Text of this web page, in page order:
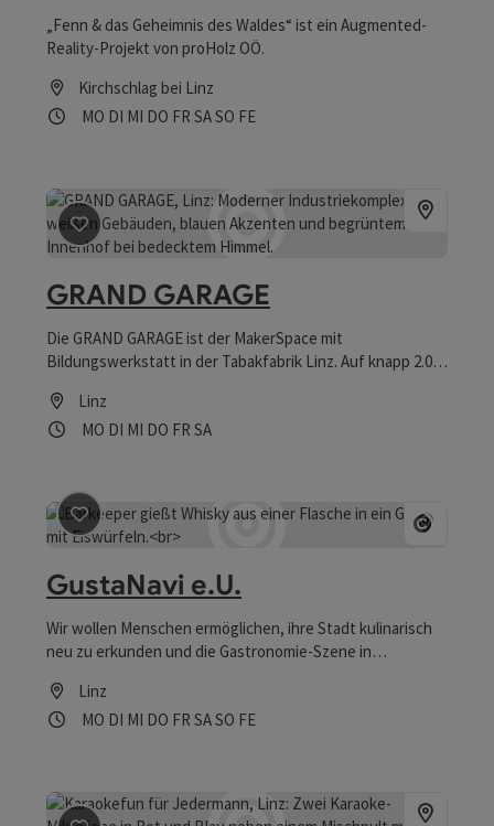
„Fenn & das Geheimnis des Waldes“ ist ein Augmented-
Reality-Projekt von proHolz OÖ.
Kirchschlag bei Linz
Öffnungszeiten
MO Montag geöffnet
DI Dienstag geöffnet
MI Mittwoch geöffnet
DO Donnerstag geöffnet
FR Freitag geöffnet
SASamstag geöffnet
SO Sonntag geöffnet
FEFeiertag geöffnet
Beitrag merken: GRAND GARAGE
GRAND GARAGE
Die GRAND GARAGE ist der MakerSpace mit
Bildungswerkstatt in der Tabakfabrik Linz. Auf knapp 2.000
Räumlichkeiten und Werkstätten Raum für kreatives
Arbeiten, Innovationsprojekte, Experimentieren,
Linz
Öffnungszeiten
MO Montag geöffnet
DI Dienstag geöffnet
MI Mittwoch geöffnet
DO Donnerstag geöffnet
FR Freitag geöffnet
SASamstag geöffnet
Beitrag merken
GustaNavi e.U.
Wir wollen Menschen ermöglichen, ihre Stadt kulinarisch
neu zu erkunden und die Gastronomie-Szene in
Linz
Öffnungszeiten
MO Montag geöffnet
DI Dienstag geöffnet
MI Mittwoch geöffnet
DO Donnerstag geöffnet
FR Freitag geöffnet
SASamstag geöffnet
SO Sonntag geöffnet
FEFeiertag geöffnet